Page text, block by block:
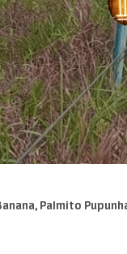
Palmito